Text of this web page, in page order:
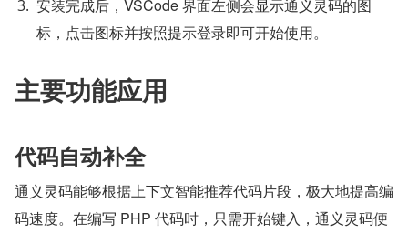
安装完成后，VSCode 界面左侧会显示通义灵码的图
标，点击图标并按照提示登录即可开始使用。
主要功能应用
代码自动补全
通义灵码能够根据上下文智能推荐代码片段，极大地提高编
码速度。在编写 PHP 代码时，只需开始键入，通义灵码便